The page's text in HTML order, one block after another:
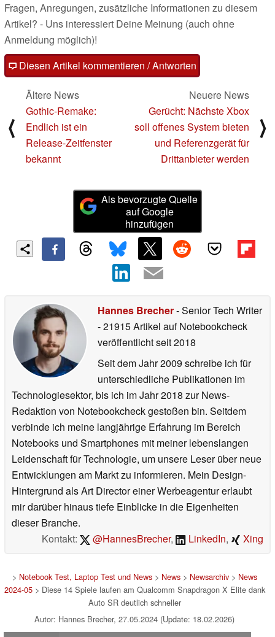
Fragen, Anregungen, zusätzliche Informationen zu diesem
Artikel? - Uns interessiert Deine Meinung (auch ohne
Anmeldung möglich)!
Diesen Artikel kommentieren / Antworten
⟨
Ältere News
Gothic-Remake:
Endlich ist ein
Release-Zeitfenster
bekannt
Neuere News
Gerücht: Nächste Xbox
soll offenes System bieten
und Referenzgerät für
Drittanbieter werden
⟩
Als bevorzugte Quelle
auf Google
hinzufügen
Hannes Brecher- Senior Tech Writer
- 21915 Artikel auf Notebookcheck
veröffentlichtseit 2018
Seit dem Jahr 2009 schreibe ich für
unterschiedliche Publikationen im
Technologiesektor, bis ich im Jahr 2018 zur News-
Redaktion von Notebookcheck gestoßen bin. Seitdem
verbinde ich meine langjährige Erfahrung im Bereich
Notebooks und Smartphones mit meiner lebenslangen
Leidenschaft für Technologie, um unsere Leser über neue
Entwicklungen am Markt zu informieren. Mein Design-
Hintergrund als Art Director einer Werbeagentur erlaubt
mir darüber hinaus tiefe Einblicke in die Eigenheiten
dieser Branche.
Kontakt:
@HannesBrecher, LinkedIn, Xing
> Notebook Test, Laptop Test und News> News> Newsarchiv> News
2024-05> Diese 14 Spiele laufen am Qualcomm Snapdragon X Elite dank
Auto SR deutlich schneller
Autor: Hannes Brecher, 27.05.2024 (Update: 18.02.2026)